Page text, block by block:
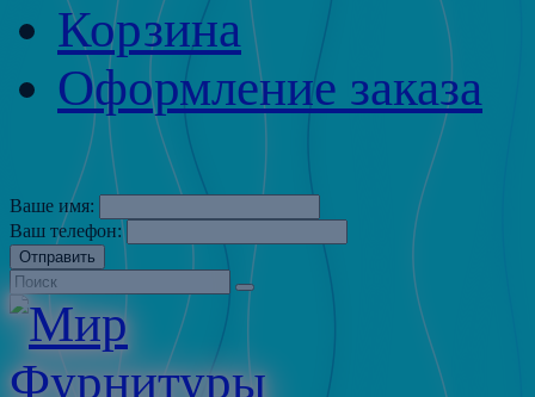
Корзина
Оформление заказа
Ваше имя:
Ваш телефон:
Отправить